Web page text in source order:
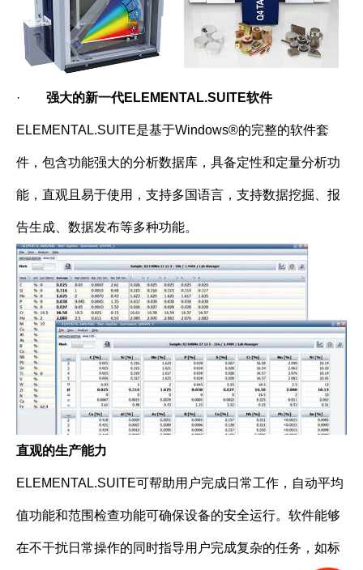
· 强大的新一代ELEMENTAL.SUITE软件
ELEMENTAL.SUITE是基于Windows®的完整的软件套
件，包含功能强大的分析数据库，具备定性和定量分析功
能，直观且易于使用，支持多国语言，支持数据挖掘、报
告生成、数据发布等多种功能。
直观的生产能力
ELEMENTAL.SUITE可帮助用户完成日常工作，自动平均
值功能和范围检查功能可确保设备的安全运行。软件能够
在不干扰日常操作的同时指导用户完成复杂的任务，如标